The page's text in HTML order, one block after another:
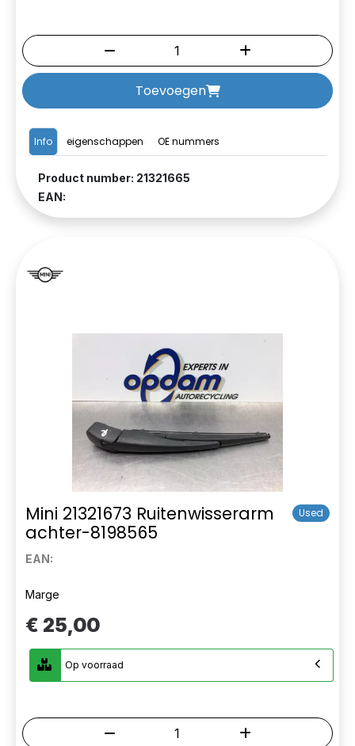
Info eigenschappen OE nummers
Product number: 21321665
EAN:
Toevoegen
Mini 21321673 Ruitenwisserarm
achter-8198565
Used
EAN:
Marge
€ 25,00
Op voorraad